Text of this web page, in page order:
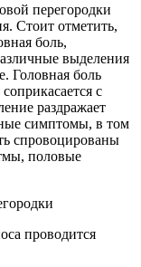
перегородки
Стоит отметить,
боль,
выделения
Головная боль
с
раздражает
симптомы, в том
спровоцированы
половые
проводится